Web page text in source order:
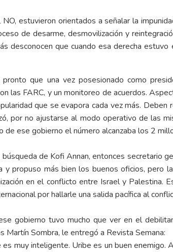
estuvieron orientados a señalar la
de desarme, desmovilización y
desconocen que cuando esa derecha
que una vez posesionado como
las FARC, y un monitoreo de acuerdos.
que se evapora cada vez más.
por no ajustarse al modo operativo de las
ese gobierno el número alcanzaba los 2
de Kofi Annan, entonces secretario
propuso más bien los buenos oficios, pero
en el conflicto entre Israel y Palestina.
por hallarle una salida pacífica al
gobierno tuvo mucho que ver en el
Martín Sombra, le entregó a Revista Semana:
muy inteligente. Uribe es un buen